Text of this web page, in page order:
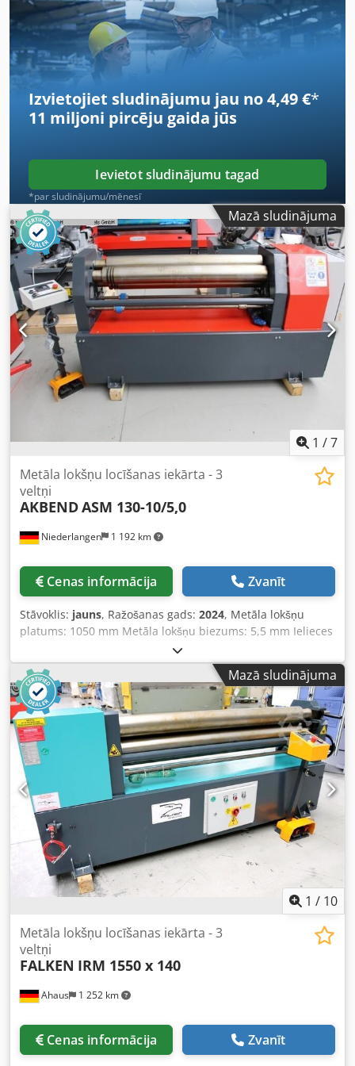
noapaļotas lokšanas Dcsdpfxszl Dngj Alrek Svars: 1200 kg
Izvietojiet sludinājumu jau no 4,49 €*
11 miljoni pircēju gaida jūs
Ievietot sludinājumu tagad
*par sludinājumu/mēnesī
Mazā sludinājuma
1 /7
Niederlangen 1 192 km
Metāla lokšņu locīšanas iekārta - 3
veltņi
AKBENDASM 130-10/5,0
Cenas informācija Zvanīt
Stāvoklis: jauns, Ražošanas gads: 2024, Metāla lokšņu
platums: 1050 mm Metāla lokšņu biezums: 5,5 mm Ielieces
rādiuss: 5,0 mm Valču diametrs: 130 / 195 mm Kopējā
jaudas patēriņš: 2,2 kW Iekārtas svars: apmēram 1050 kg
Nepieciešamā telpa: apmēram 2150 x 900 x 1200 mm
Aprīkojums: - 2 centrālās valces, ko darbina elektromotors -
Augšējā valce ir nolaižama/paceļama - Koniskās liekšanas
ierīce - atsevišķa vadības konsole - pašbremzējošs
galvenais motors - CE marķējums/atbilstības deklarācija
Dodeq Sz Ahspfx Alreck Īpašais aprīkojums iekļauts cenā: -
termiski apstrādātas valces - motorizēta aizmugurējās
valces regulēšana - digitālais displejs
Mazā sludinājuma
1 / 10
Ahaus 1 252 km
Metāla lokšņu locīšanas iekārta - 3
veltņi
FALKEN IRM 1550 x 140
Cenas informācija Zvanīt